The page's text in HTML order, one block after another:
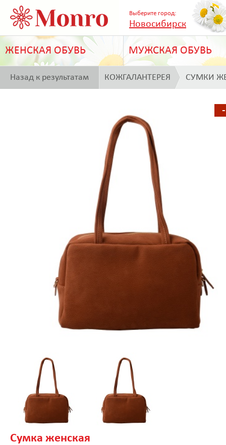
Выберите город:
Новосибирск
ЖЕНСКАЯ ОБУВЬ МУЖСКАЯ ОБУВЬ
Назад к результатам КОЖГАЛАНТЕРЕЯ СУМКИ
Сумка женская